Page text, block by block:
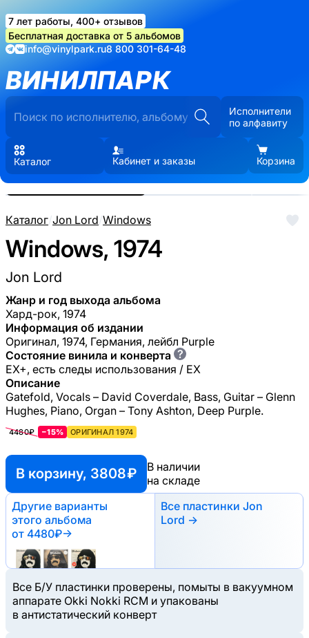
7 лет работы, 400+ отзывов
Бесплатная доставка от 5 альбомов
info@vinylpark.ru8 800 301-64-48
ВИНИЛПАРК
Исполнители
по алфавиту
Каталог Кабинет и заказы Корзина
Каталог/Jon Lord/Windows
Windows, 1974
Jon Lord
Жанр и год выхода альбома
Хард-рок, 1974
Информация об издании
Оригинал, 1974, Германия, лейбл Purple
Состояние винила и конверта ?
EX+, есть следы использования / EX
Описание
Gatefold, Vocals – David Coverdale, Bass, Guitar – Glenn
Hughes, Piano, Organ – Tony Ashton, Deep Purple.
4480₽ −15% ОРИГИНАЛ 1974
В корзину, 3808 ₽
В наличии
на складе
Другие варианты
этого альбома
от 4480₽→
Все пластинки Jon
Lord →
Все Б/У пластинки проверены, помыты в вакуумном
аппарате Okki Nokki RCM и упакованы
в антистатический конверт
Реальные фото пластинки.
Нажмите, чтобы увеличить